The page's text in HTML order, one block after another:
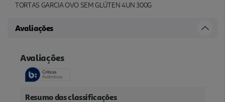
TORTAS GARCIA OVO SEM GLÚTEN 4UN 300G
Avaliações